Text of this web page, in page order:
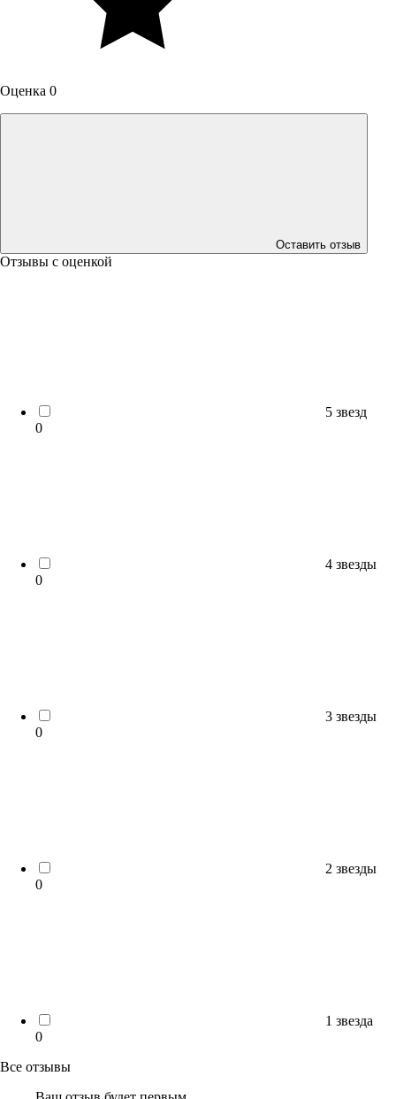
Оценка 0
Оставить отзыв
Отзывы с оценкой
5 звезд
0
4 звезды
0
3 звезды
0
2 звезды
0
1 звезда
0
Все отзывы